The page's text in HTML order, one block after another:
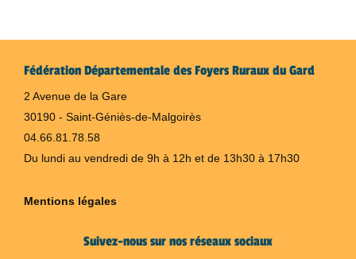
Fédération Départementale des Foyers Ruraux du Gard
2 Avenue de la Gare
30190 - Saint-Géniès-de-Malgoirès
04.66.81.78.58
Du lundi au vendredi de 9h à 12h et de 13h30 à 17h30
Mentions légales
Suivez-nous sur nos réseaux sociaux